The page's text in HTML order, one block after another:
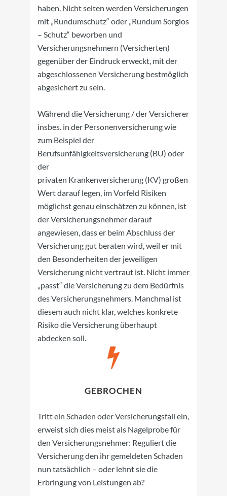
haben. Nicht selten werden Versicherungen
mit „Rundumschutz“ oder „Rundum Sorglos
– Schutz“ beworben und
Versicherungsnehmern (Versicherten)
gegenüber der Eindruck erweckt, mit der
abgeschlossenen Versicherung bestmöglich
abgesichert zu sein.
Während die Versicherung / der Versicherer
insbes. in der Personenversicherung wie
zum Beispiel der
Berufsunfähigkeitsversicherung (BU) oder
der
privaten Krankenversicherung (KV) großen
Wert darauf legen, im Vorfeld Risiken
möglichst genau einschätzen zu können, ist
der Versicherungsnehmer darauf
angewiesen, dass er beim Abschluss der
Versicherung gut beraten wird, weil er mit
den Besonderheiten der jeweiligen
Versicherung nicht vertraut ist. Nicht immer
„passt“ die Versicherung zu dem Bedürfnis
des Versicherungsnehmers. Manchmal ist
diesem auch nicht klar, welches konkrete
Risiko die Versicherung überhaupt
abdecken soll.
GEBROCHEN
Tritt ein Schaden oder Versicherungsfall ein,
erweist sich dies meist als Nagelprobe für
den Versicherungsnehmer: Reguliert die
Versicherung den ihr gemeldeten Schaden
nun tatsächlich – oder lehnt sie die
Erbringung von Leistungen ab?